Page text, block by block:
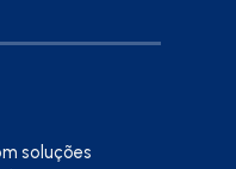
soluções